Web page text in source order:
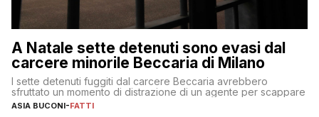
A Natale sette detenuti sono evasi dal
carcere minorile Beccaria di Milano
I sette detenuti fuggiti dal carcere Beccaria avrebbero
sfruttato un momento di distrazione di un agente per scappare
ASIA BUCONI-FATTI